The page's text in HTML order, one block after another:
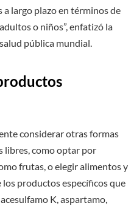
largo plazo en términos de
o niños”, enfatizó la
pública mundial.
considerar otras formas
libres, como optar por
frutas, o elegir alimentos y
los productos específicos que
K, aspartamo,